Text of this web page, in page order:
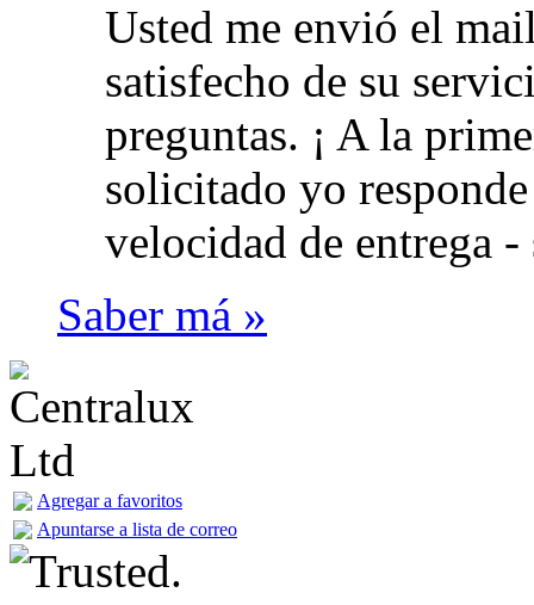
Usted me envió el
satisfecho de su
preguntas. ¡ A la
solicitado yo
velocidad de entrega
Saber má »
Agregar a favoritos
Apuntarse a lista de correo